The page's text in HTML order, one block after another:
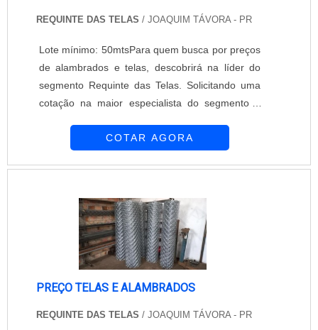
REQUINTE DAS TELAS / JOAQUIM TÁVORA - PR
Lote mínimo: 50mtsPara quem busca por preços
de alambrados e telas, descobrirá na líder do
segmento Requinte das Telas. Solicitando uma
cotação na maior especialista do segmento e
área de atuação.É importante lembrar que o
especializadas. Esse tipo de cuidado ajuda a
materiais, além de evitar prejuízos com subst...
COTAR AGORA
PREÇO TELAS E ALAMBRADOS
REQUINTE DAS TELAS / JOAQUIM TÁVORA - PR